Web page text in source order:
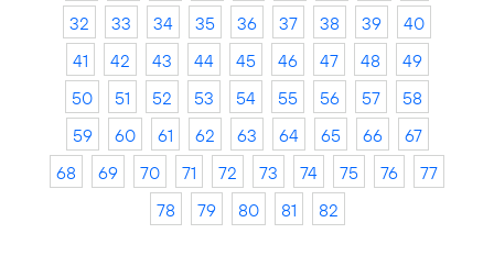
32
33 34 35 36 37 38 39
40
41
42 43 44 45 46 47 48
49
50
51 52 53 54 55 56 57
58
59
60 61 62 63 64 65 66
67
68
69 70 71 72 73 74 75 76
77
78
79 80 81 82